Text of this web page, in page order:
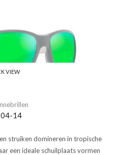
VIEW
14
struiken domineren in tropische
een ideale schuilplaats vormen